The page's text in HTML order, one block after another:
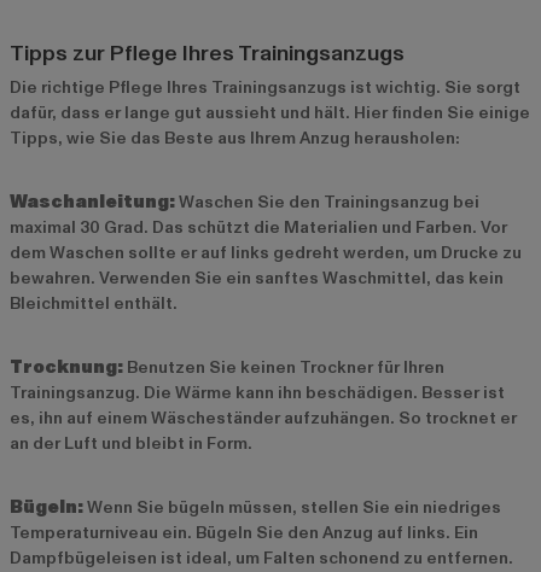
Tipps zur Pflege Ihres Trainingsanzugs
Die richtige Pflege Ihres Trainingsanzugs ist wichtig. Sie sorgt
dafür, dass er lange gut aussieht und hält. Hier finden Sie einige
Tipps, wie Sie das Beste aus Ihrem Anzug herausholen:
Waschanleitung:Waschen Sie den Trainingsanzug bei
maximal 30 Grad. Das schützt die Materialien und Farben. Vor
dem Waschen sollte er auf links gedreht werden, um Drucke zu
bewahren. Verwenden Sie ein sanftes Waschmittel, das kein
Bleichmittel enthält.
Trocknung: Benutzen Sie keinen Trockner für Ihren
Trainingsanzug. Die Wärme kann ihn beschädigen. Besser ist
es, ihn auf einem Wäscheständer aufzuhängen. So trocknet er
an der Luft und bleibt in Form.
Bügeln:Wenn Sie bügeln müssen, stellen Sie ein niedriges
Temperaturniveau ein. Bügeln Sie den Anzug auf links. Ein
Dampfbügeleisen ist ideal, um Falten schonend zu entfernen.